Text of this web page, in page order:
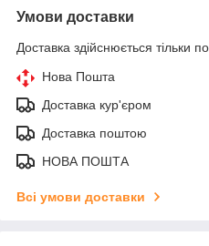
Умови доставки
Доставка здійснюється тільки
Нова Пошта
Доставка кур'єром
Доставка поштою
НОВА ПОШТА
Всі умови доставки